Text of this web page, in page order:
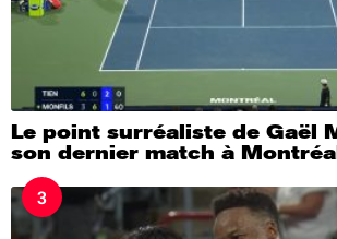
Le point surréaliste de Gaël
son dernier match à
3